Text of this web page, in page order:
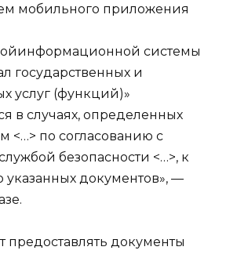
мобильного приложения
системы
государственных и
услуг (функций)»
в случаях, определенных
<…> по согласованию с
безопасности <…>, к
документов», —
предоставлять документы